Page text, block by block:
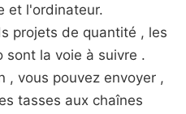
et l'ordinateur.
projets de quantité , les
la voie à suivre .
, vous pouvez envoyer ,
tasses aux chaînes